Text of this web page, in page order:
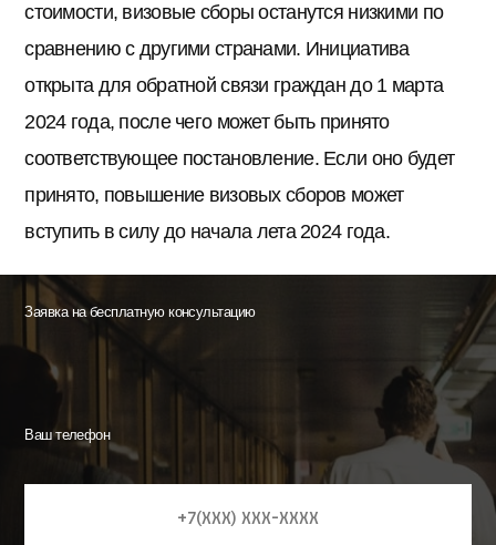
стоимости, визовые сборы останутся низкими по
сравнению с другими странами. Инициатива
открыта для обратной связи граждан до 1 марта
2024 года, после чего может быть принято
соответствующее постановление. Если оно будет
принято, повышение визовых сборов может
вступить в силу до начала лета 2024 года.
Заявка на бесплатную консультацию
Ваш телефон